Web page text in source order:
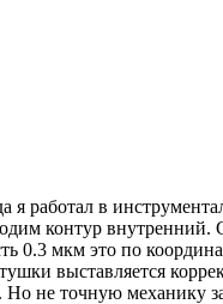
я работал в
контур
0.3 мкм это по
выставляется
не точную